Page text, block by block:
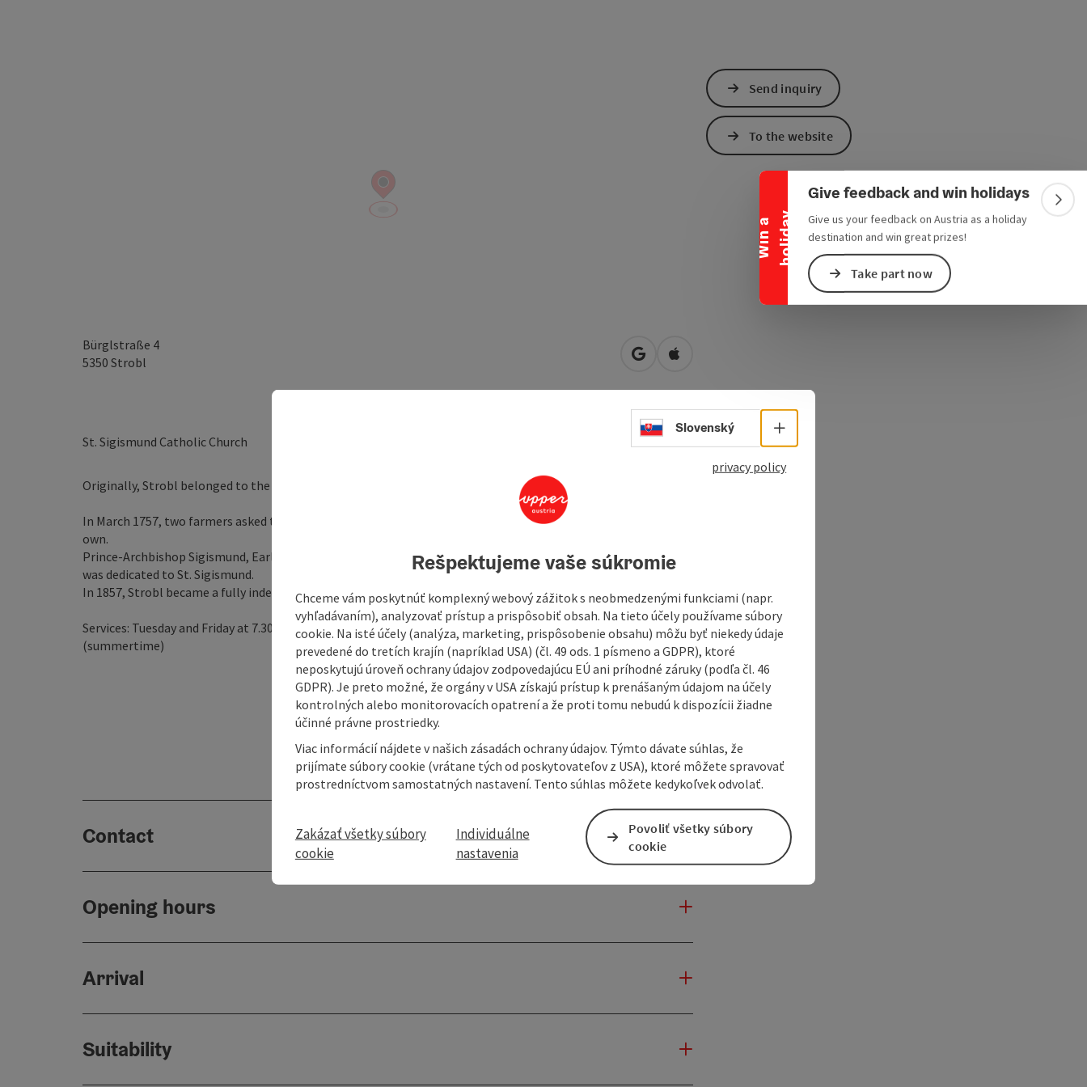
W
i
n
a
h
o
l
i
d
a y
Collapse banner Give feedback and win holidays
Give us your feedback on Austria as a holiday
destination and win great prizes!
Take part now
Bürglstraße 4
5350 Strobl open in Google Maps
Open in Apple Maps
St. Sigismund Catholic Church
Originally, Strobl belonged to the Parish of Thalgau.
In March 1757, two farmers asked the Prince-Archbishop of Salzburg if the people could have a church of their
own.
Prince-Archbishop Sigismund, Earl of Schrattenbach gave his consent in 1758 and on 3rd May, 1761, the church
was dedicated to St. Sigismund.
In 1857, Strobl became a fully independent parish in its own right.
Services: Tuesday and Friday at 7.30 am, Monday and Saturday 7pm, Sunday 9 am and 6 pm.(wintertime), 7 pm
(summertime)
Contact
Opening hours
Arrival
Suitability
Send inquiry
To the website
Select language - Open menu
Slovenský
privacy policy
Rešpektujeme vaše súkromie
Chceme vám poskytnúť komplexný webový zážitok s neobmedzenými funkciami (napr.
vyhľadávaním), analyzovať prístup a prispôsobiť obsah. Na tieto účely používame súbory
cookie. Na isté účely (analýza, marketing, prispôsobenie obsahu) môžu byť niekedy údaje
prevedené do tretích krajín (napríklad USA) (čl. 49 ods. 1 písmeno a GDPR), ktoré
neposkytujú úroveň ochrany údajov zodpovedajúcu EÚ ani príhodné záruky (podľa čl. 46
GDPR). Je preto možné, že orgány v USA získajú prístup k prenášaným údajom na účely
kontrolných alebo monitorovacích opatrení a že proti tomu nebudú k dispozícii žiadne
účinné právne prostriedky.
Viac informácií nájdete v našich zásadách ochrany údajov. Týmto dávate súhlas, že
prijímate súbory cookie (vrátane tých od poskytovateľov z USA), ktoré môžete spravovať
prostredníctvom samostatných nastavení. Tento súhlas môžete kedykoľvek odvolať.
Zakázať všetky súbory
cookie
Individuálne
nastavenia
Povoliť všetky súbory
cookie